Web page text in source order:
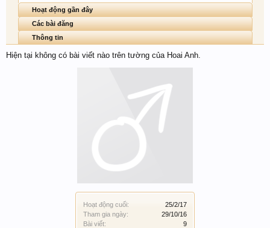
Hoạt động cuối:
25/2/17
Tham gia ngày:
29/10/16
Bài viết:
9
Hoạt động gần đây
Các bài đăng
Thông tin
Hiện tại không có bài viết nào trên tường của Hoai Anh.